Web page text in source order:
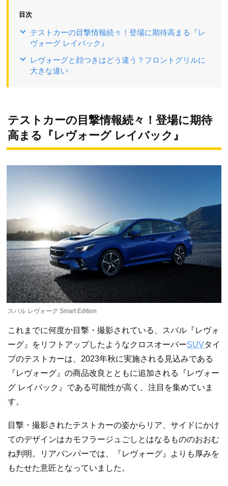
目次
テストカーの目撃情報続々！登場に期待高まる『レ
ヴォーグ レイバック』
レヴォーグと顔つきはどう違う？フロントグリルに
大きな違い
テストカーの目撃情報続々！登場に期待
高まる『レヴォーグ レイバック』
スバル レヴォーグ Smart Edition
これまでに何度か目撃・撮影されている、スバル『レヴォ
ーグ』をリフトアップしたようなクロスオーバーSUVタイ
プのテストカーは、2023年秋に実施される見込みである
『レヴォーグ』の商品改良とともに追加される『レヴォー
グ レイバック』である可能性が高く、注目を集めていま
す。
目撃・撮影されたテストカーの姿からリア、サイドにかけ
てのデザインはカモフラージュごしとはなるもののおおむ
ね判明。リアバンパーでは、『レヴォーグ』よりも厚みを
もたせた意匠となっていました。